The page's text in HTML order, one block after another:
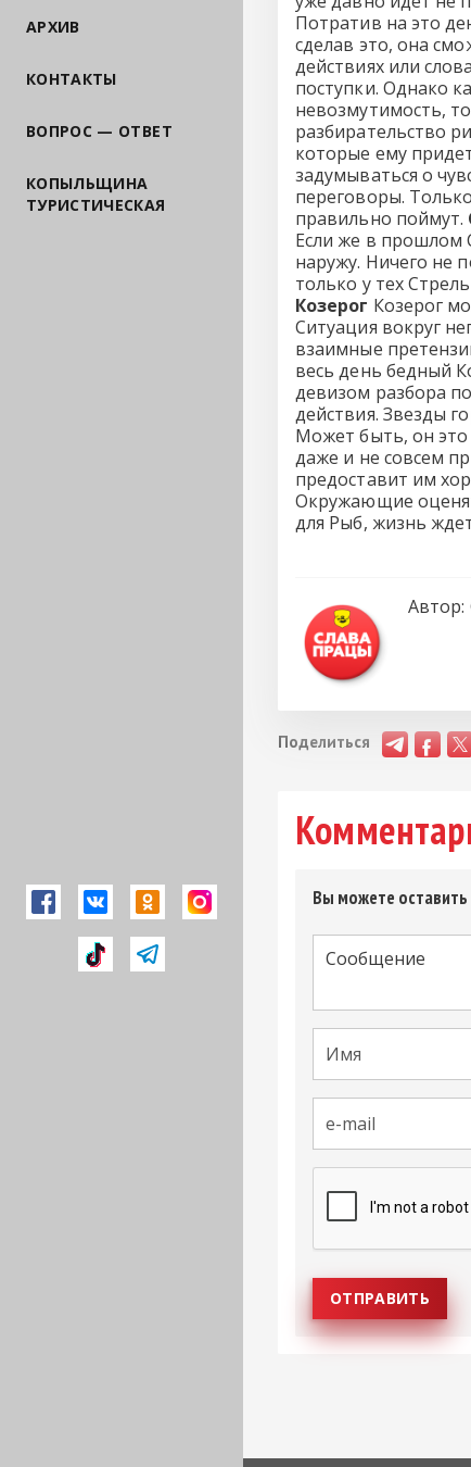
АРХИВ
КОНТАКТЫ
ВОПРОС — ОТВЕТ
КОПЫЛЬЩИНА
ТУРИСТИЧЕСКАЯ
Потратив на это
сделав это, она
действиях или
поступки. Однако
невозмутимость,
разбирательство
которые ему
задумываться о
переговоры.
правильно поймут.
Если же в прошлом
наружу. Ничего не
только у тех
Козерог Козерог
Ситуация вокруг
взаимные
весь день бедный
девизом разбора
действия. Звезды
Может быть, он
даже и не совсем
предоставит им
Окружающие
для Рыб, жизнь
Автор:
Поделиться
Вы можете оставить